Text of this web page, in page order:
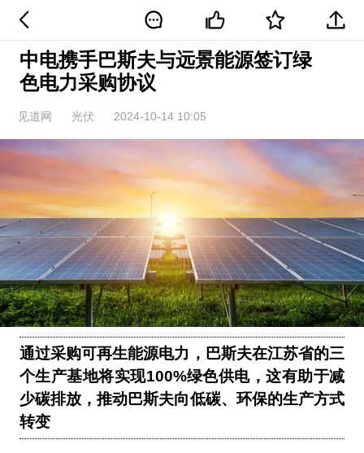
中电携手巴斯夫与远景能源签订绿
色电力采购协议
见道网 光伏 2024-10-14 10:05
通过采购可再生能源电力，巴斯夫在江苏省的三
个生产基地将实现100%绿色供电，这有助于减
少碳排放，推动巴斯夫向低碳、环保的生产方式
转变